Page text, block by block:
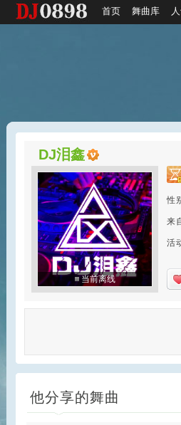
首页 舞曲库
DJ泪鑫
当前离线
性
来
活
他分享的舞曲